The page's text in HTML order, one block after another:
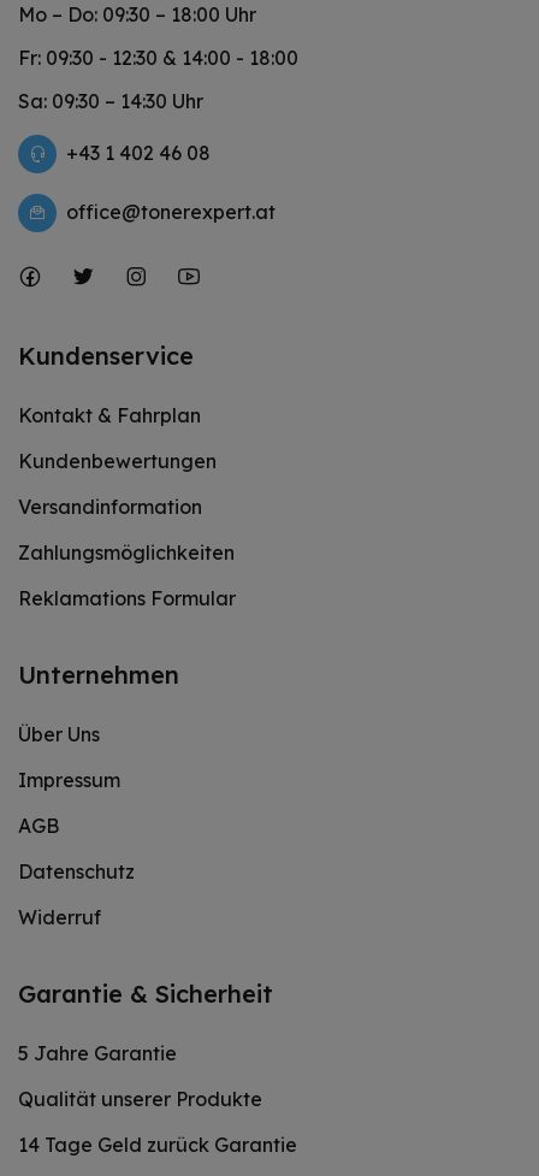
Mo – Do: 09:30 – 18:00 Uhr
Fr: 09:30 - 12:30 & 14:00 - 18:00
Sa: 09:30 – 14:30 Uhr
+43 1 402 46 08
office@tonerexpert.at
Kundenservice
Kontakt & Fahrplan
Kundenbewertungen
Versandinformation
Zahlungsmöglichkeiten
Reklamations Formular
Unternehmen
Über Uns
Impressum
AGB
Datenschutz
Widerruf
Garantie & Sicherheit
5 Jahre Garantie
Qualität unserer Produkte
14 Tage Geld zurück Garantie